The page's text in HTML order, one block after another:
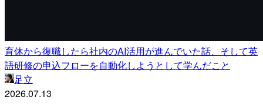
育休から復職したら社内のAI活用が進んでいた話、そして英
語研修の申込フローを自動化しようとして学んだこと
足立
2026.07.13